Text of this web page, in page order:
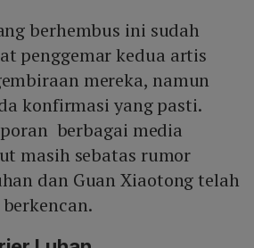
berhembus ini sudah
penggemar kedua artis
mereka, namun
konfirmasi yang pasti.
berbagai media
masih sebatas rumor
dan Guan Xiaotong telah